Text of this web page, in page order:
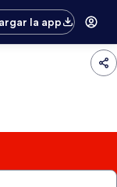
la app